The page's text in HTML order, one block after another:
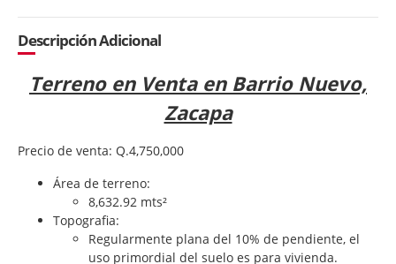
Descripción Adicional
Terreno en Venta en Barrio Nuevo,
Zacapa
Precio de venta: Q.4,750,000
Área de terreno:
8,632.92 mts²
Topografia:
Regularmente plana del 10% de pendiente, el
uso primordial del suelo es para vivienda.